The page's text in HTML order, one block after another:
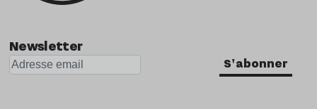
Newsletter
S'abonner